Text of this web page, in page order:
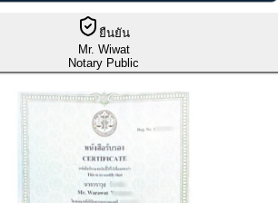
ยืนยัน
Mr. Wiwat
Notary Public